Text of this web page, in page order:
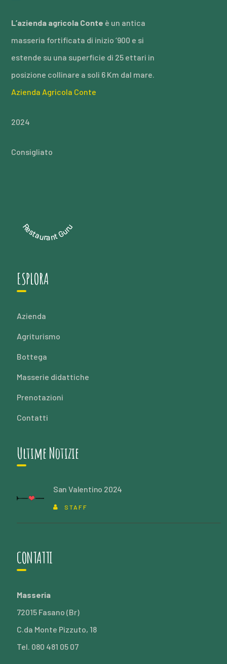
L’azienda agricola Conte è un antica
masseria fortificata di inizio ‘900 e si
estende su una superficie di 25 ettari in
posizione collinare a soli 6 Km dal mare.
Azienda Agricola Conte
2024
Consigliato
Restaurant Guru
ESPLORA
Azienda
Agriturismo
Bottega
Masserie didattiche
Prenotazioni
Contatti
Ultime Notizie
San Valentino 2024
STAFF
CONTATTI
Masseria
72015 Fasano (Br)
C.da Monte Pizzuto, 18
Tel. 080 481 05 07